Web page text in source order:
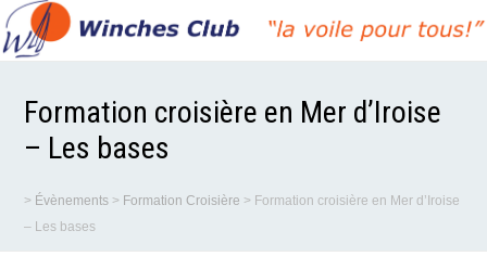
Formation croisière en Mer d’Iroise
– Les bases
> Évènements > Formation Croisière > Formation croisière en Mer d’Iroise
– Les bases